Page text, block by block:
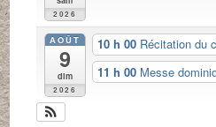
2026
AOÛT
9
dim
2026
10 h 00 Récitation du
11 h 00 Messe